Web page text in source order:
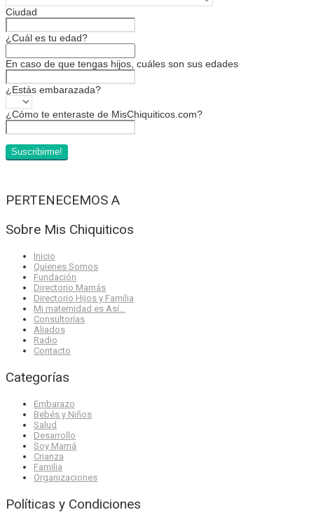
Ciudad
¿Cuál es tu edad?
En caso de que tengas hijos, cuáles son sus edades
¿Estás embarazada?
¿Cómo te enteraste de MisChiquiticos.com?
PERTENECEMOS A
Sobre Mis Chiquiticos
Inicio
Quienes Somos
Fundación
Directorio Mamás
Directorio Hijos y Familia
Mi maternidad es Así…
Consultorías
Aliados
Radio
Contacto
Categorías
Embarazo
Bebés y Niños
Salud
Desarrollo
Soy Mamá
Crianza
Familia
Organizaciones
Políticas y Condiciones